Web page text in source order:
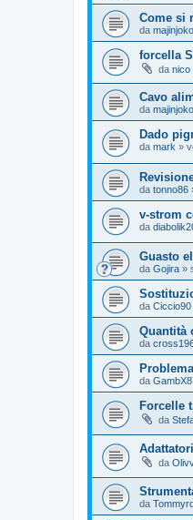
Come si
da majinjoko
forcella
da nico
Cavo
da majinjoko
Dado
da mark »
da tonno86
v-strom
da
Guasto
da Gojira »
da Ciccio90
Quantità
da
da
Forcelle
da
da
da